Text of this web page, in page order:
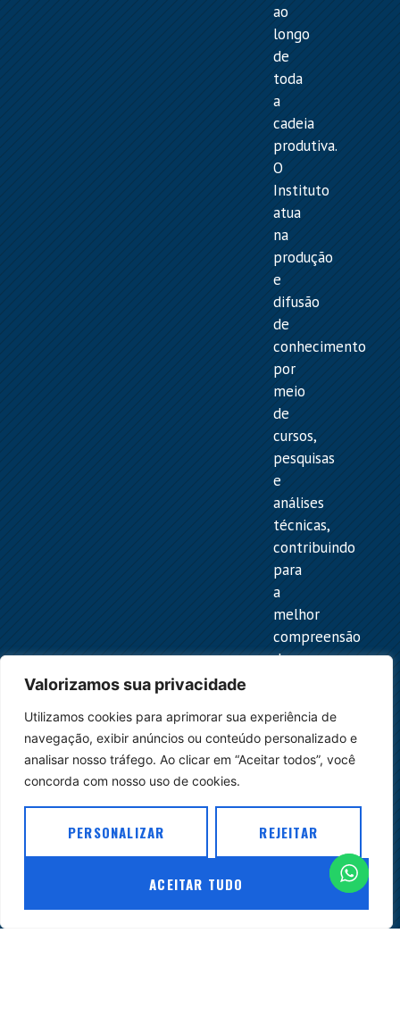
Valorizamos sua privacidade
Utilizamos cookies para aprimorar sua experiência de
navegação, exibir anúncios ou conteúdo personalizado e
analisar nosso tráfego. Ao clicar em “Aceitar todos”, você
concorda com nosso uso de cookies.
PERSONALIZAR REJEITAR
ACEITAR TUDO
ao
longo
de
toda
a
cadeia
produtiva.
O
Instituto
atua
na
produção
e
difusão
de
conhecimento
por
meio
de
cursos,
pesquisas
e
análises
técnicas,
contribuindo
para
a
melhor
compreensão
das
para
o
desenvolvimento
ambiente
jurídico
do